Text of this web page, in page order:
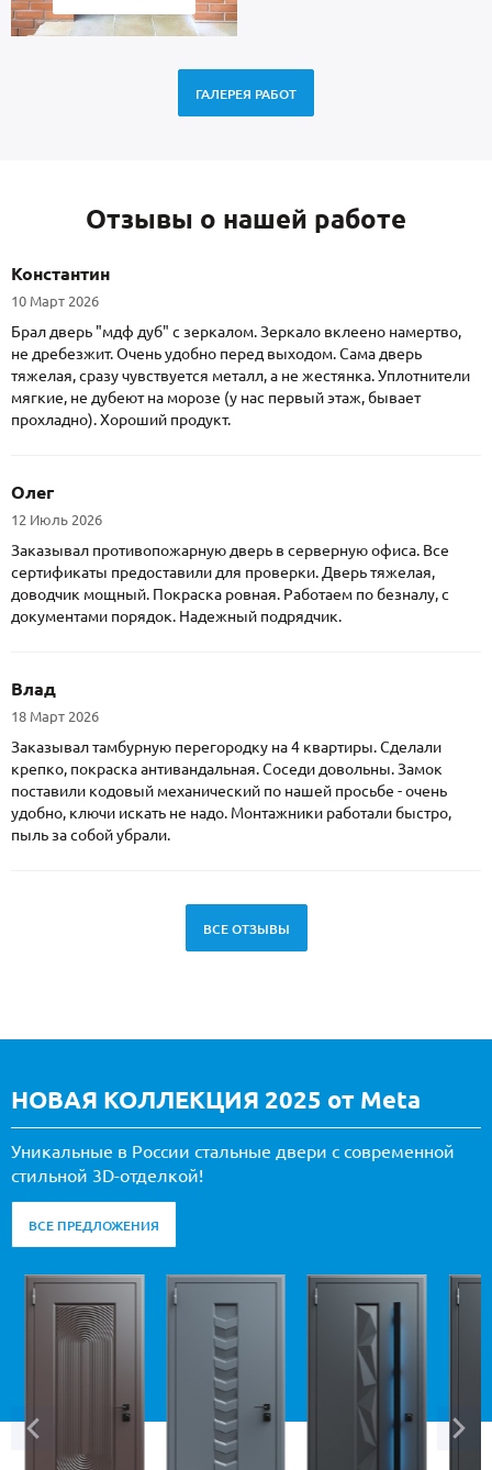
ГАЛЕРЕЯ РАБОТ
Отзывы о нашей работе
Константин
10 Март 2026
Брал дверь "мдф дуб" с зеркалом. Зеркало вклеено намертво,
не дребезжит. Очень удобно перед выходом. Сама дверь
тяжелая, сразу чувствуется металл, а не жестянка. Уплотнители
мягкие, не дубеют на морозе (у нас первый этаж, бывает
прохладно). Хороший продукт.
Олег
12 Июль 2026
Заказывал противопожарную дверь в серверную офиса. Все
сертификаты предоставили для проверки. Дверь тяжелая,
доводчик мощный. Покраска ровная. Работаем по безналу, с
документами порядок. Надежный подрядчик.
Влад
18 Март 2026
Заказывал тамбурную перегородку на 4 квартиры. Сделали
крепко, покраска антивандальная. Соседи довольны. Замок
поставили кодовый механический по нашей просьбе - очень
удобно, ключи искать не надо. Монтажники работали быстро,
пыль за собой убрали.
ВСЕ ОТЗЫВЫ
НОВАЯ КОЛЛЕКЦИЯ 2025 от Meta
Уникальные в России стальные двери с современной
стильной 3D-отделкой!
ВСЕ ПРЕДЛОЖЕНИЯ